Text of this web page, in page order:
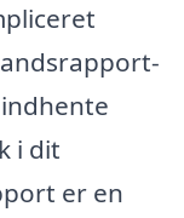
i dit
er en